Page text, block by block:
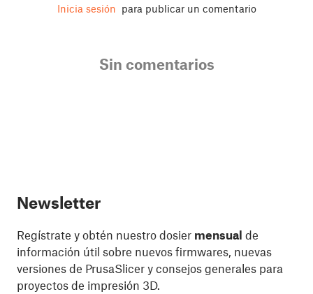
Inicia sesión para publicar un comentario
Sin comentarios
Newsletter
Regístrate y obtén nuestro dosier mensual de
información útil sobre nuevos firmwares, nuevas
versiones de PrusaSlicer y consejos generales para
proyectos de impresión 3D.